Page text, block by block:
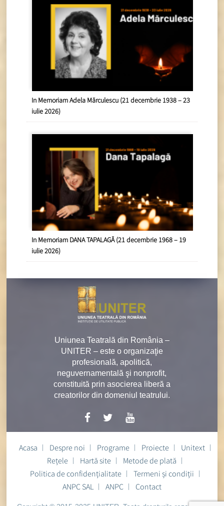
In Memoriam Adela Mărculescu (21 decembrie 1938 – 23
iulie 2026)
In Memoriam DANA TAPALAGĂ (21 decembrie 1968 – 19
iulie 2026)
Uniunea Teatrală din România –
UNITER – este o organizaţie
profesională, apolitică,
neguvernamentală şi nonprofit,
constituită prin asocierea liberă a
creatorilor din domeniul teatrului.
Acasa Despre noi Programe Proiecte
Unitext
Rețele
Hartă site
Metode de plată
Politica de confidențialitate
Termeni și condiții
ANPC SAL
ANPC Contact